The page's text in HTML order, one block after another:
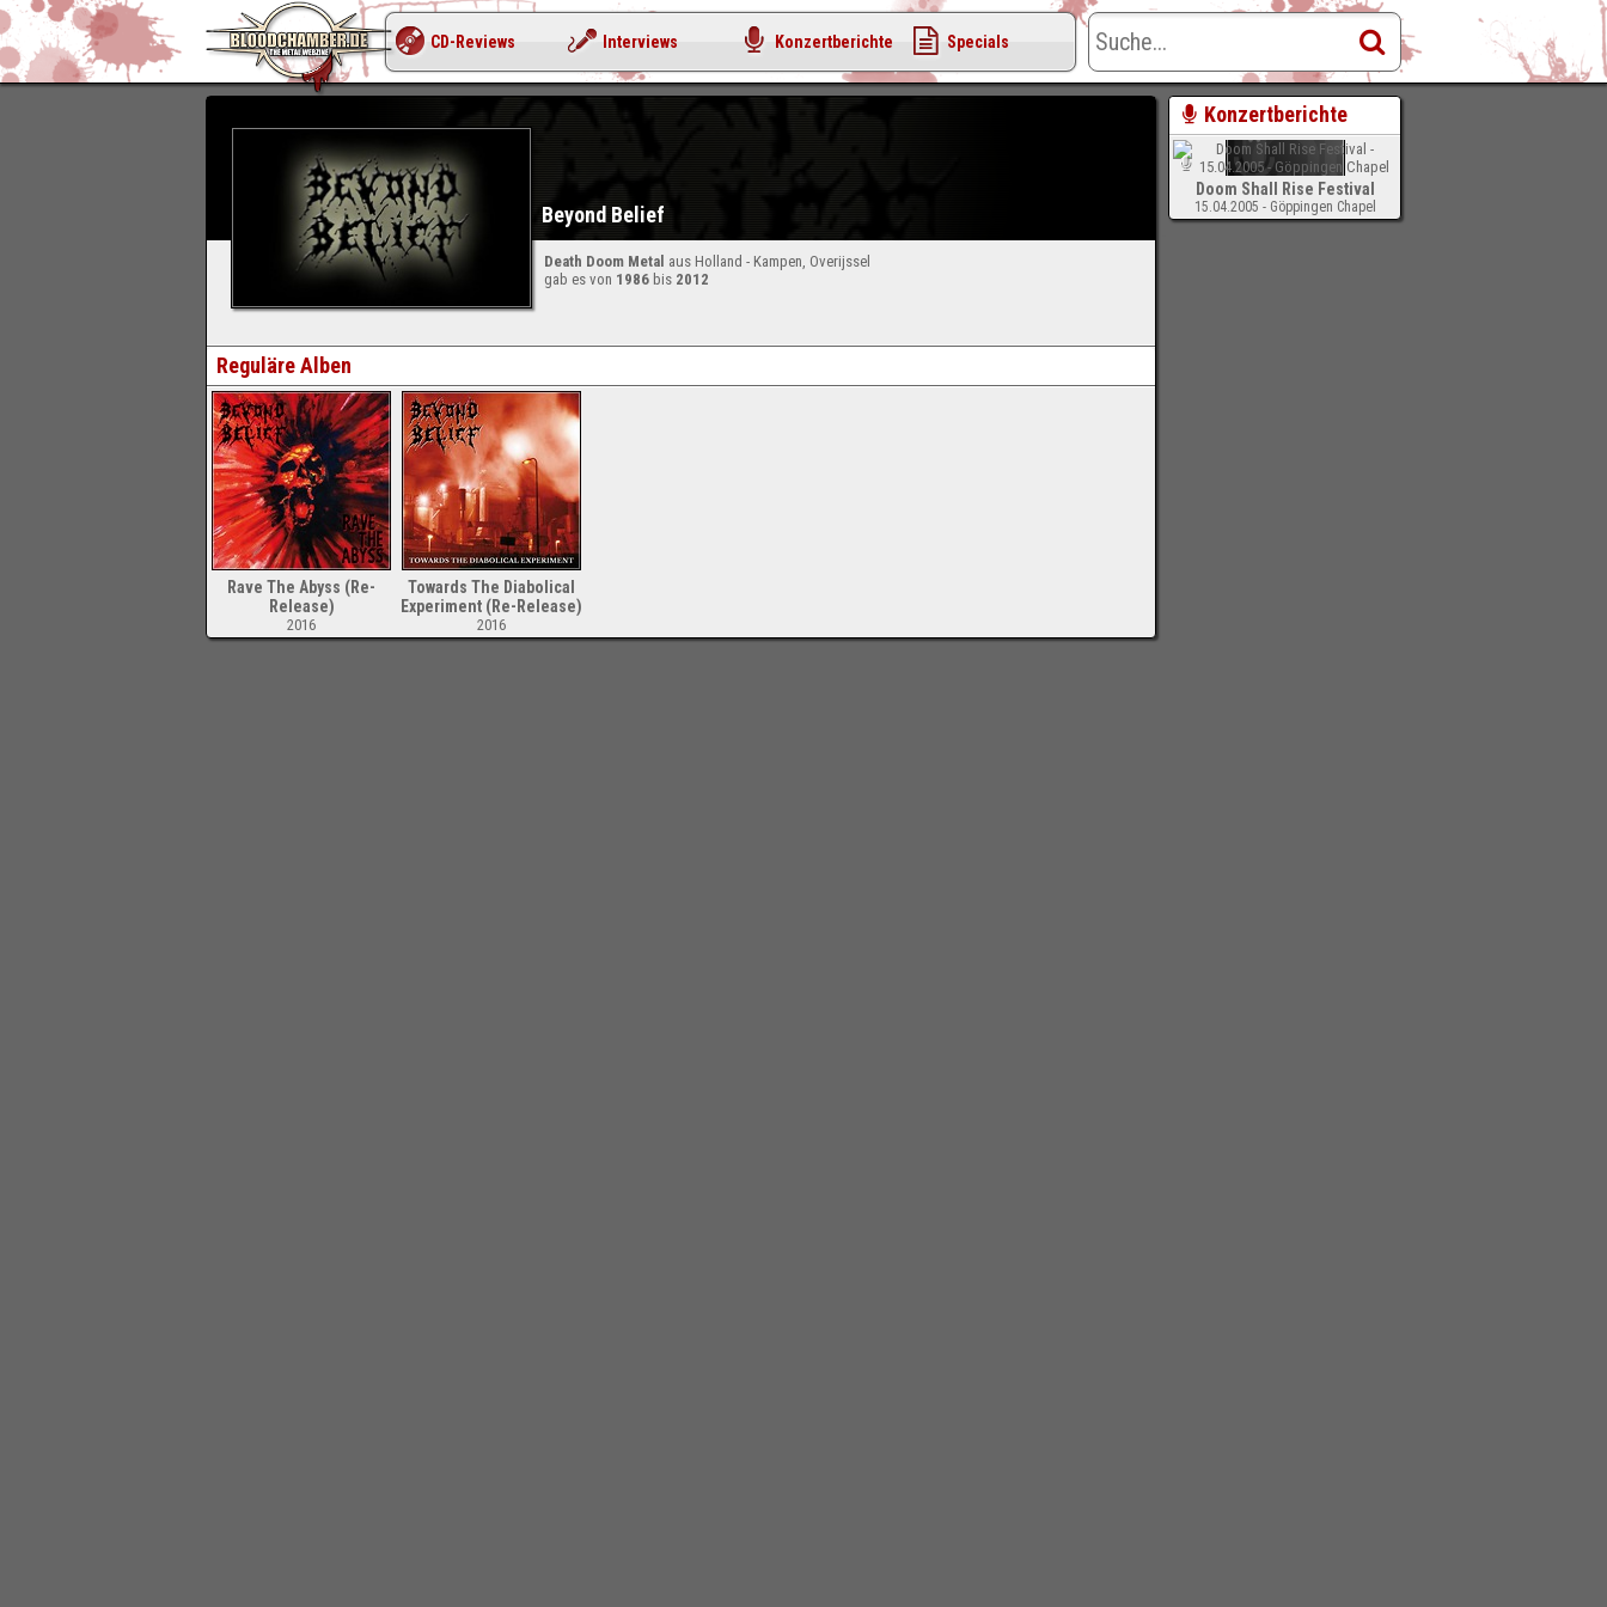
Beyond Belief
Death Doom Metal aus Holland - Kampen, Overijssel
gab es von 1986 bis 2012
Reguläre Alben
Rave The Abyss (Re-
Release)
2016
Towards The Diabolical
Experiment (Re-Release)
2016
Konzertberichte
Doom Shall Rise Festival
15.04.2005 - Göppingen Chapel
CD-Reviews Interviews Konzertberichte Specials